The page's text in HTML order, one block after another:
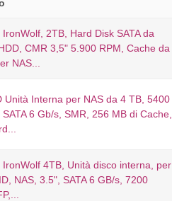
2TB, Hard Disk SATA da
CMR 3,5" 5.900 RPM, Cache da
NAS...
Unità Interna per NAS da 4 TB, 5400
6 Gb/s, SMR, 256 MB di Cache,
IronWolf 4TB, Unità disco interna, per
NAS, 3.5", SATA 6 GB/s, 7200